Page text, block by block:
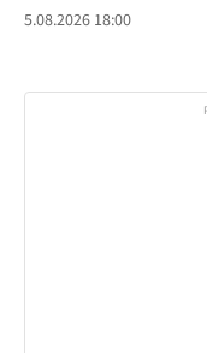
5.08.2026 18:00